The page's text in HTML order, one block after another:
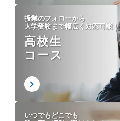
授業のフォローから
大学受験まで幅広く対応可能！
高校生
コース
いつでもどこでも